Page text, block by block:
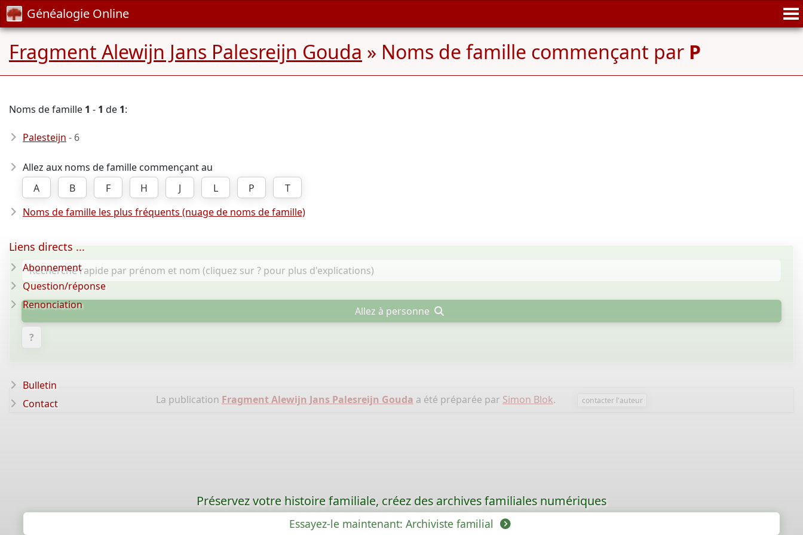
Généalogie Online
Fragment Alewijn Jans Palesreijn Gouda » Noms de famille commençant par P
Noms de famille 1 - 1 de 1:
Palesteijn - 6
Allez aux noms de famille commençant au
A
B F H J L P
T
Noms de famille les plus fréquents (nuage de noms de famille)
Allez à personne
?
La publication Fragment Alewijn Jans Palesreijn Gouda a été préparée par Simon Blok. contacter l'auteur
Liens directs ...
Abonnement
Question/réponse
Renonciation
Bulletin
Contact
Préservez votre histoire familiale, créez des archives familiales numériques
Essayez-le maintenant: Archiviste familial